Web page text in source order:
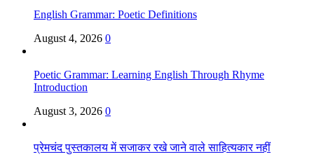
English Grammar: Poetic Definitions
August 4, 2026 0
Poetic Grammar: Learning English Through Rhyme
Introduction
August 3, 2026 0
प्रेमचंद पुस्तकालय में सजाकर रखे जाने वाले साहित्यकार नहीं